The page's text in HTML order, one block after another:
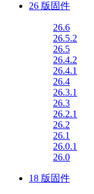
26 版固件
26.6
26.5.2
26.5
26.4.2
26.4.1
26.4
26.3.1
26.3
26.2.1
26.2
26.1
26.0.1
26.0
18 版固件